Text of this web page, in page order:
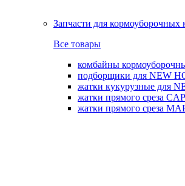
Запчасти для кормоуборочных
Все товары
комбайны
подборщики для NEW
жатки кукурузные для
жатки прямого среза
жатки прямого среза